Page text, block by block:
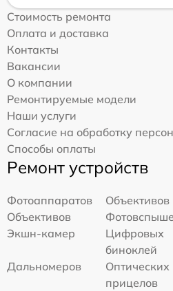
Стоимость ремонта
Оплата и доставка
Контакты
Вакансии
О компании
Ремонтируемые модели
Наши услуги
Согласие на обработку
Способы оплаты
Ремонт устройств
Фотоаппаратов
Объективов
Объективов
Экшн-камер
Цифровых
биноклей
Дальномеров
Оптических
прицелов